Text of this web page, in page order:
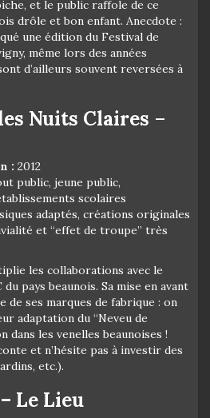
et le public raffole de ce
drôle et bon enfant. Anecdote :
une édition du Festival de
même lors des années
d’ailleurs souvent reversées à
Nuits Claires –
: 2012
public, jeune public,
scolaires
adaptés, créations originales
et “effet de troupe” très
les collaborations avec le
pays beaunois. Sa mise en avant
de ses marques de fabrique : on
adaptation du “Neveu de
dans les venelles beaunoises !
et n’hésite pas à investir des
etc.).
Le Lieu